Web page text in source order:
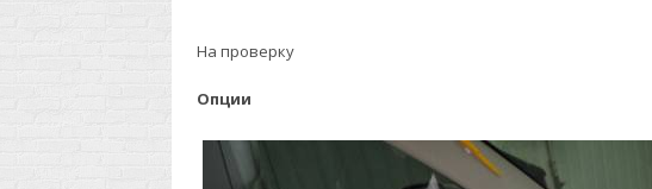
На проверку
Опции